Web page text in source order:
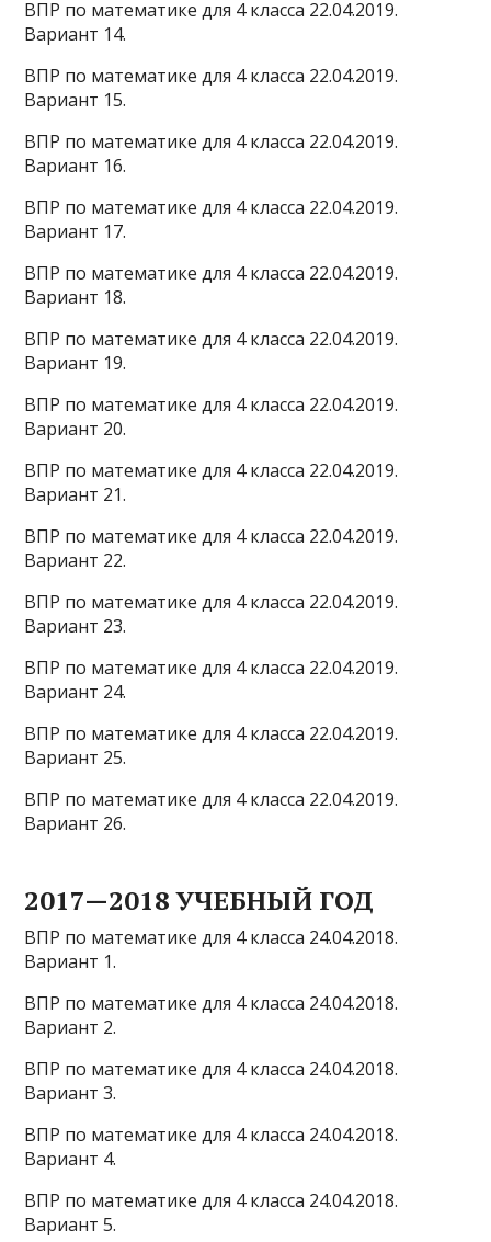
ВПР по математике для 4 класса 22.04.2019.
Вариант 14.
ВПР по математике для 4 класса 22.04.2019.
Вариант 15.
ВПР по математике для 4 класса 22.04.2019.
Вариант 16.
ВПР по математике для 4 класса 22.04.2019.
Вариант 17.
ВПР по математике для 4 класса 22.04.2019.
Вариант 18.
ВПР по математике для 4 класса 22.04.2019.
Вариант 19.
ВПР по математике для 4 класса 22.04.2019.
Вариант 20.
ВПР по математике для 4 класса 22.04.2019.
Вариант 21.
ВПР по математике для 4 класса 22.04.2019.
Вариант 22.
ВПР по математике для 4 класса 22.04.2019.
Вариант 23.
ВПР по математике для 4 класса 22.04.2019.
Вариант 24.
ВПР по математике для 4 класса 22.04.2019.
Вариант 25.
ВПР по математике для 4 класса 22.04.2019.
Вариант 26.
2017—2018 УЧЕБНЫЙ ГОД
ВПР по математике для 4 класса 24.04.2018.
Вариант 1.
ВПР по математике для 4 класса 24.04.2018.
Вариант 2.
ВПР по математике для 4 класса 24.04.2018.
Вариант 3.
ВПР по математике для 4 класса 24.04.2018.
Вариант 4.
ВПР по математике для 4 класса 24.04.2018.
Вариант 5.